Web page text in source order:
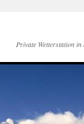
Private Wetterstation